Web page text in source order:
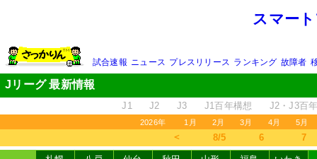
スマー
試合速報 ニュース プレスリリース ランキング 故障者
Jリーグ 最新情報
J1 J2 J3 J1百年構想 J2・J3百
2026年 1月 2月 3月 4月 5月
＜ 8/5 6 7